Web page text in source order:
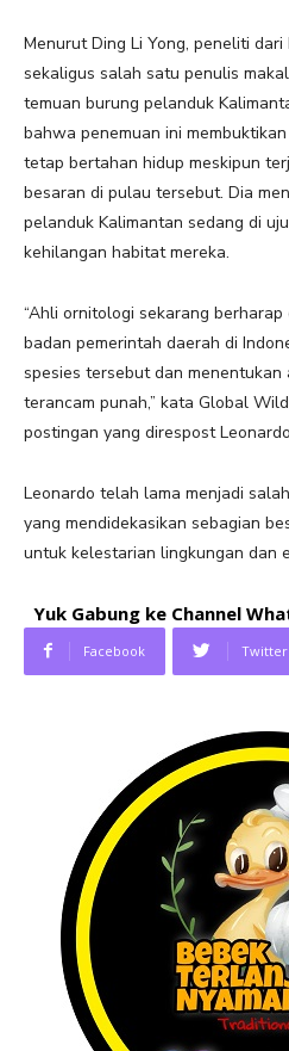
Menurut Ding Li Yong, peneliti
sekaligus salah satu penulis
temuan burung pelanduk
bahwa penemuan ini
tetap bertahan hidup meskipun
besaran di pulau tersebut. Dia
pelanduk Kalimantan sedang di
kehilangan habitat mereka.
“Ahli ornitologi sekarang
badan pemerintah daerah di
spesies tersebut dan
terancam punah,” kata Global
postingan yang direspost
Leonardo telah lama menjadi
yang mendidekasikan sebagian
untuk kelestarian lingkungan dan
Yuk Gabung ke Channel
Facebook Twitter